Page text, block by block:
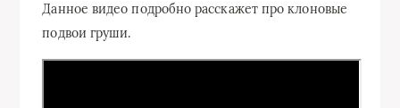
Данное видео подробно расскажет про клоновые
подвои груши.